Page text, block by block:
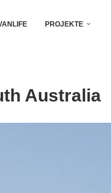
PROJEKTE
Australia